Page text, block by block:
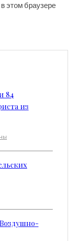
этом браузере
84
из